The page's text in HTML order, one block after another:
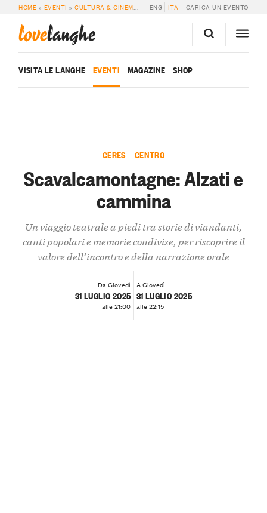
HOME » EVENTI »CULTURA & CINEMA » SCAVALCAMONTAGNE: ALZATI E
ENG ITA CARICA UN EVENTO
lovelanghe
VISITA LE LANGHE EVENTI MAGAZINE SHOP
CERES — CENTRO
Scavalcamontagne: Alzati e
cammina
Un viaggio teatrale a piedi tra storie di viandanti,
canti popolari e memorie condivise, per riscoprire il
valore dell’incontro e della narrazione orale
Da Giovedì
31 LUGLIO 2025
alle 21:00
A Giovedì
31 LUGLIO 2025
alle 22:15